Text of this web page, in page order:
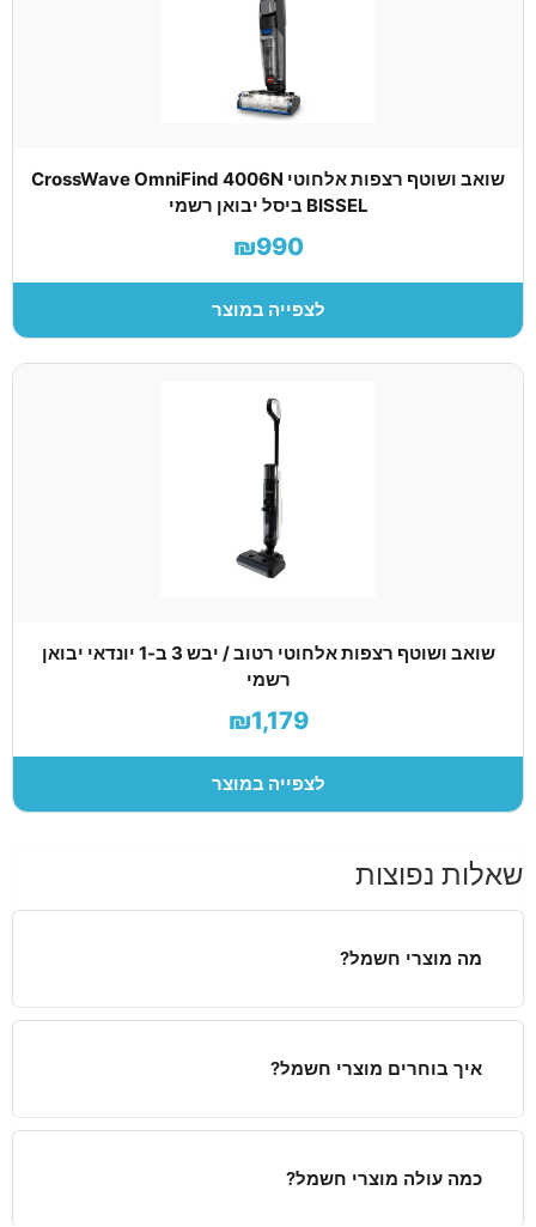
שואב ושוטף רצפות אלחוטי CrossWave OmniFind 4006N
BISSEL ביסל יבואן רשמי
₪990
לצפייה במוצר
שואב ושוטף רצפות אלחוטי רטוב / יבש 3 ב-1 יונדאי יבואן
רשמי
₪1,179
לצפייה במוצר
שאלות נפוצות
מה מוצרי חשמל?
איך בוחרים מוצרי חשמל?
כמה עולה מוצרי חשמל?